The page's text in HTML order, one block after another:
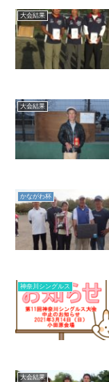
大会結果
大会結果
かながわ杯
神奈川シングルス
大会結果